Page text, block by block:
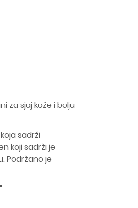
za sjaj kože i bolju
sadrži
koji sadrži je
Podržano je